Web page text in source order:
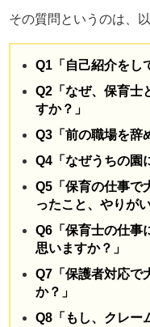
その質問というのは、
Q1「自己紹介をし
Q2「なぜ、保育士
すか？」
Q3「前の職場を辞
Q4「なぜうちの園
Q5「保育の仕事で
ったこと、やりが
Q6「保育士の仕事
思いますか？」
Q7「保護者対応で
か？」
Q8「もし、クレー